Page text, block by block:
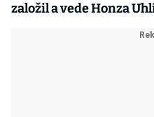
založil a vede Honza